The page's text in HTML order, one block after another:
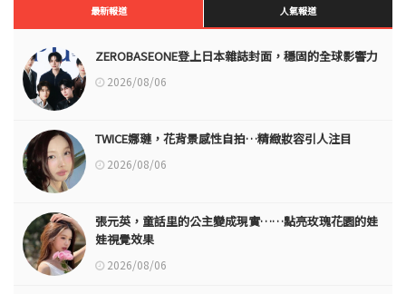
最新報道 人氣報道
ZEROBASEONE登上日本雜誌封面，穩固的全球影響力
2026/08/06
TWICE娜璉，花背景感性自拍…精緻妝容引人注目
2026/08/06
張元英，童話里的公主變成現實……點亮玫瑰花園的娃
娃視覺效果
2026/08/06